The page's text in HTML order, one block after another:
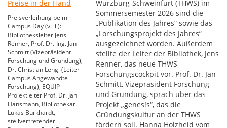
Preisverleihung beim
Campus Day (v. li.):
Bibliotheksleiter Jens
Renner, Prof. Dr.-Ing. Jan
Schmitt (Vizepräsident
Forschung und Gründung),
Dr. Christian Lengl (Leiter
Campus Angewandte
Forschung), EQUIP-
Projektleiter Prof. Dr. Jan
Hansmann, Bibliothekar
Lukas Burkhardt,
stellvertretender
Würzburg-Schweinfurt (THWS) im
Sommersemester 2026 sind die
„Publikation des Jahres“ sowie das
„Forschungsprojekt des Jahres“
ausgezeichnet worden. Außerdem
stellte der Leiter der Bibliothek, Jens
Renner, das neue THWS-
Forschungscockpit vor. Prof. Dr. Jan
Schmitt, Vizepräsident Forschung
und Gründung, sprach über das
Projekt „genes!s“, das die
Gründungskultur an der THWS
fördern soll. Hanna Holzheid vom